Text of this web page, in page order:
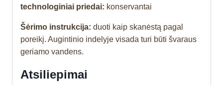
technologiniai priedai: konservantai
Šėrimo instrukcija: duoti kaip skanėstą pagal
poreikį. Augintinio indelyje visada turi būti švaraus
geriamo vandens.
Atsiliepimai